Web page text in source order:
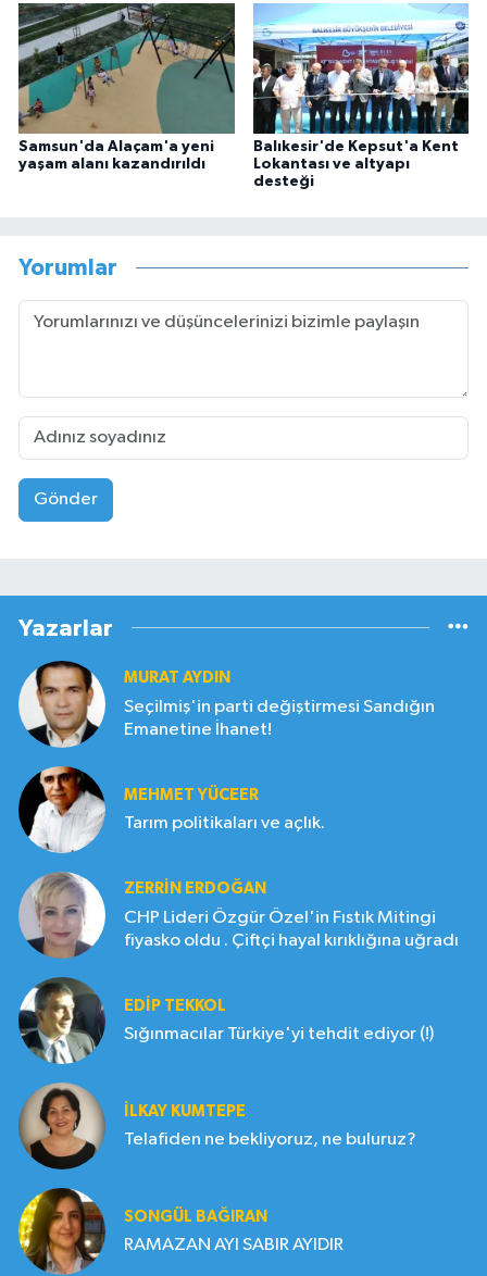
Samsun'da Alaçam'a yeni
yaşam alanı kazandırıldı
Balıkesir'de Kepsut'a Kent
Lokantası ve altyapı
desteği
Yorumlar
Gönder
Yazarlar
MURAT AYDIN
Seçilmiş'in parti değiştirmesi Sandığın
Emanetine İhanet!
MEHMET YÜCEER
Tarım politikaları ve açlık.
ZERRIN ERDOĞAN
CHP Lideri Özgür Özel'in Fıstık Mitingi
fiyasko oldu . Çiftçi hayal kırıklığına uğradı
EDIP TEKKOL
Sığınmacılar Türkiye'yi tehdit ediyor (!)
İLKAY KUMTEPE
Telafiden ne bekliyoruz, ne buluruz?
SONGÜL BAĞIRAN
RAMAZAN AYI SABIR AYIDIR